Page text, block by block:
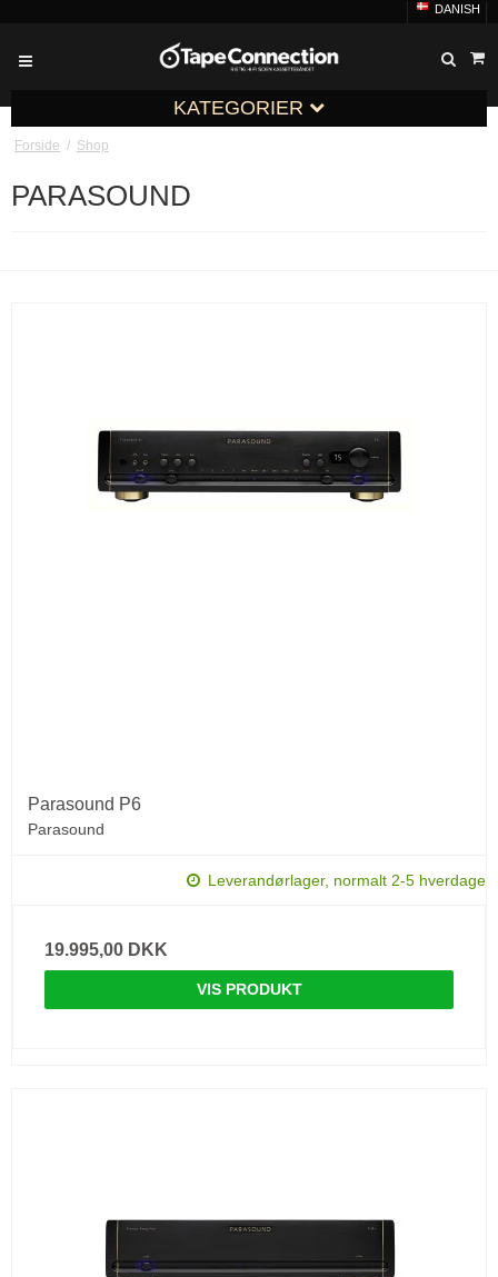
DANISH
KATEGORIER
Forside / Shop
PARASOUND
Parasound P6
Parasound
Leverandørlager, normalt 2-5 hverdage
19.995,00 DKK
VIS PRODUKT